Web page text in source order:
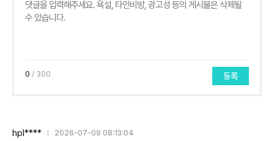
0 / 300 등록
hpl**** 2026-07-09 08:13:04